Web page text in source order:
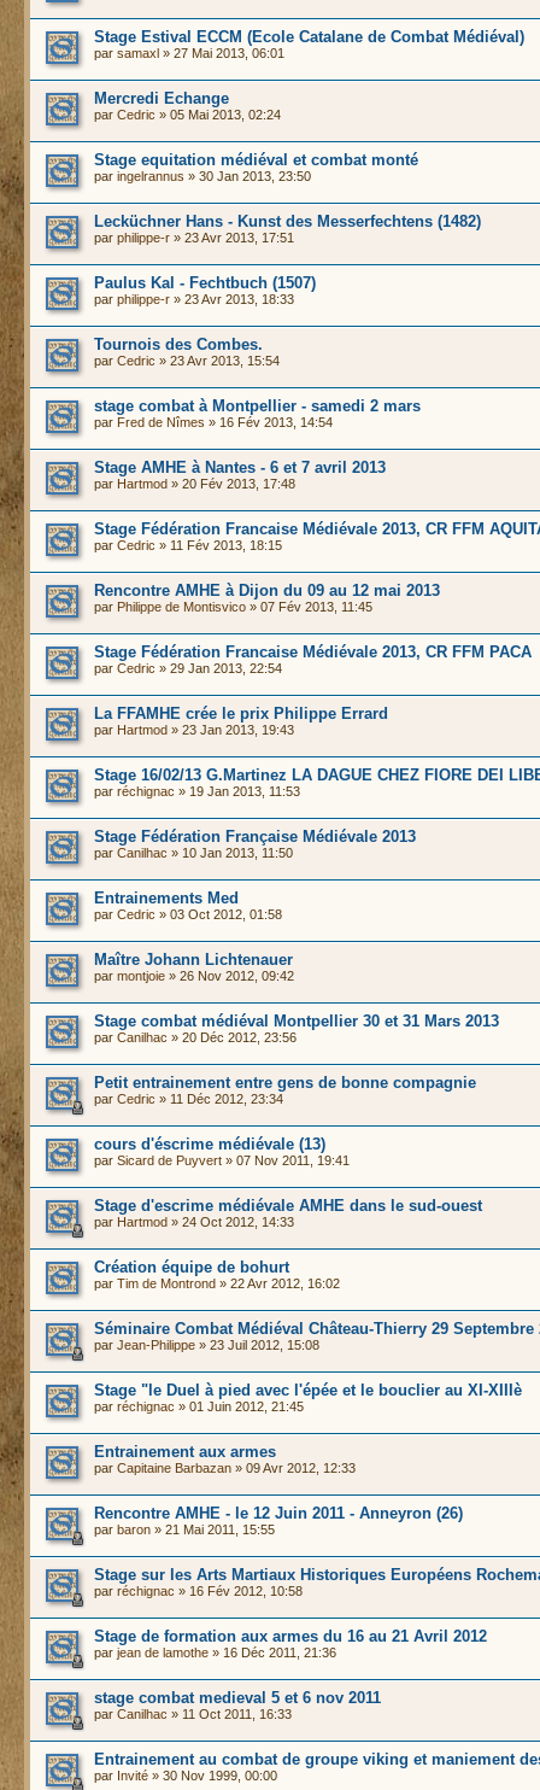
Stage Estival ECCM (Ecole Catalane de Combat Médiéval)
par samaxl » 27 Mai 2013, 06:01
Mercredi Echange
par Cedric » 05 Mai 2013, 02:24
Stage equitation médiéval et combat monté
par ingelrannus » 30 Jan 2013, 23:50
Lecküchner Hans - Kunst des Messerfechtens (1482)
par philippe-r » 23 Avr 2013, 17:51
Paulus Kal - Fechtbuch (1507)
par philippe-r » 23 Avr 2013, 18:33
Tournois des Combes.
par Cedric » 23 Avr 2013, 15:54
stage combat à Montpellier - samedi 2 mars
par Fred de Nîmes » 16 Fév 2013, 14:54
Stage AMHE à Nantes - 6 et 7 avril 2013
par Hartmod » 20 Fév 2013, 17:48
Stage Fédération Francaise Médiévale 2013, CR FFM
par Cedric » 11 Fév 2013, 18:15
Rencontre AMHE à Dijon du 09 au 12 mai 2013
par Philippe de Montisvico » 07 Fév 2013, 11:45
Stage Fédération Francaise Médiévale 2013, CR FFM PACA
par Cedric » 29 Jan 2013, 22:54
La FFAMHE crée le prix Philippe Errard
par Hartmod » 23 Jan 2013, 19:43
Stage 16/02/13 G.Martinez LA DAGUE CHEZ FIORE DEI
par réchignac » 19 Jan 2013, 11:53
Stage Fédération Française Médiévale 2013
par Canilhac » 10 Jan 2013, 11:50
Entrainements Med
par Cedric » 03 Oct 2012, 01:58
Maître Johann Lichtenauer
par montjoie » 26 Nov 2012, 09:42
Stage combat médiéval Montpellier 30 et 31 Mars 2013
par Canilhac » 20 Déc 2012, 23:56
Petit entrainement entre gens de bonne compagnie
par Cedric » 11 Déc 2012, 23:34
cours d'éscrime médiévale (13)
par Sicard de Puyvert » 07 Nov 2011, 19:41
Stage d'escrime médiévale AMHE dans le sud-ouest
par Hartmod » 24 Oct 2012, 14:33
Création équipe de bohurt
par Tim de Montrond » 22 Avr 2012, 16:02
Séminaire Combat Médiéval Château-Thierry 29 Septembre
par Jean-Philippe » 23 Juil 2012, 15:08
Stage "le Duel à pied avec l'épée et le bouclier au XI-XIIIè
par réchignac » 01 Juin 2012, 21:45
Entrainement aux armes
par Capitaine Barbazan » 09 Avr 2012, 12:33
Rencontre AMHE - le 12 Juin 2011 - Anneyron (26)
par baron » 21 Mai 2011, 15:55
Stage sur les Arts Martiaux Historiques Européens
par réchignac » 16 Fév 2012, 10:58
Stage de formation aux armes du 16 au 21 Avril 2012
par jean de lamothe » 16 Déc 2011, 21:36
stage combat medieval 5 et 6 nov 2011
par Canilhac » 11 Oct 2011, 16:33
Entrainement au combat de groupe viking et maniement
par Invité » 30 Nov 1999, 00:00